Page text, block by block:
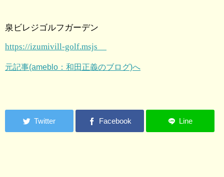
泉ビレジゴルフガーデン
https://izumivill-golf.msjs
元記事(ameblo：和田正義のブログ)へ